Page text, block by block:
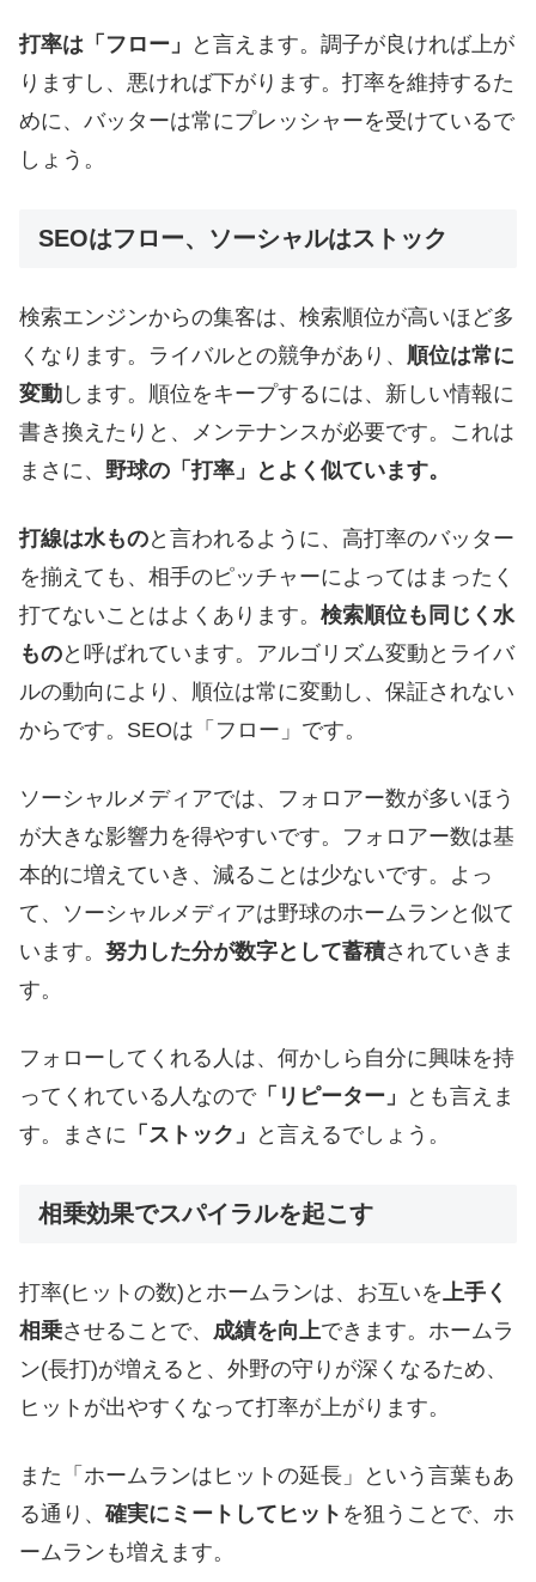
打率は「フロー」
と言えます。調子が良ければ上が
りますし、悪ければ下がります。打率を維持するた
めに、バッターは常にプレッシャーを受けているで
しょう。
SEOはフロー、ソーシャルはストック
検索エンジンからの集客は、検索順位が高いほど多
くなります。ライバルとの競争があり、 順位は常に
変動 します。順位をキープするには、新しい情報に
書き換えたりと、メンテナンスが必要です。これは
まさに、 野球の「打率」とよく似ています。
打線は水ものと言われるように、高打率のバッター
を揃えても、相手のピッチャーによってはまったく
打てないことはよくあります。 検索順位も同じく水
ものと呼ばれています。アルゴリズム変動とライバ
ルの動向により、順位は常に変動し、保証されない
からです。SEOは「フロー」です。
ソーシャルメディアでは、フォロアー数が多いほう
が大きな影響力を得やすいです。フォロアー数は基
本的に増えていき、減ることは少ないです。よっ
て、ソーシャルメディアは野球のホームランと似て
います。努力した分が数字として蓄積されていきま
す。
フォローしてくれる人は、何かしら自分に興味を持
ってくれている人なので「リピーター」
とも言えま
す。まさに 「ストック」 と言えるでしょう。
相乗効果でスパイラルを起こす
打率(ヒットの数)とホームランは、お互いを 上手く
相乗させることで、 成績を向上できます。ホームラ
ン(長打)が増えると、外野の守りが深くなるため、
ヒットが出やすくなって打率が上がります。
また「ホームランはヒットの延長」という言葉もあ
る通り、確実にミートしてヒット を狙うことで、ホ
ームランも増えます。